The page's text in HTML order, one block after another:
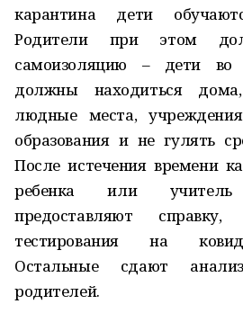
карантина дети
Родители при этом
самоизоляцию – дети во
должны находиться
людные места, учреждения
образования и не гулять
После истечения времени
ребенка или
предоставляют
тестирования на
Остальные сдают
родителей.